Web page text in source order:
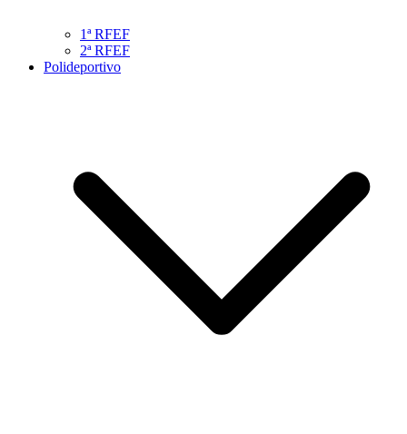
1ª RFEF
2ª RFEF
Polideportivo